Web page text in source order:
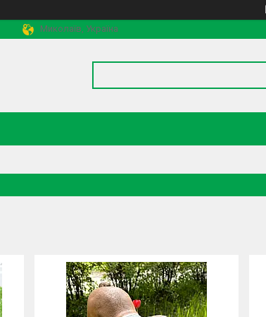
Миколаїв, Україна